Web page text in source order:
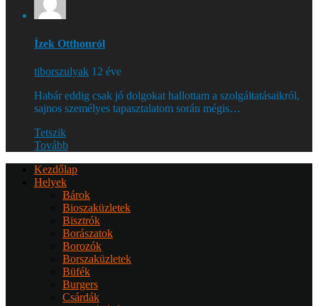
Ízek Otthonról
tiborszulyak 12 éve
Habár eddig csak jó dolgokat hallottam a szolgáltatásaikról,
sajnos személyes tapasztalatom során mégis…
Tetszik
Tovább
Kezdőlap
Helyek
Bárok
Bioszaküzletek
Bisztrók
Borászatok
Borozók
Borszaküzletek
Büfék
Burgers
Csárdák